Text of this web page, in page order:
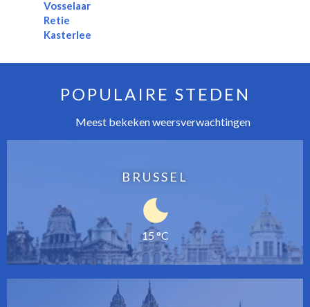
Vosselaar
Retie
Kasterlee
POPULAIRE STEDEN
Meest bekeken weersverwachtingen
BRUSSEL
15 °C